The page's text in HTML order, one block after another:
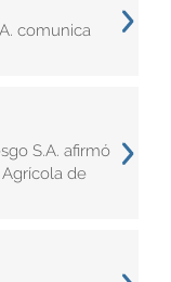
comunica
S.A. afirmó
de